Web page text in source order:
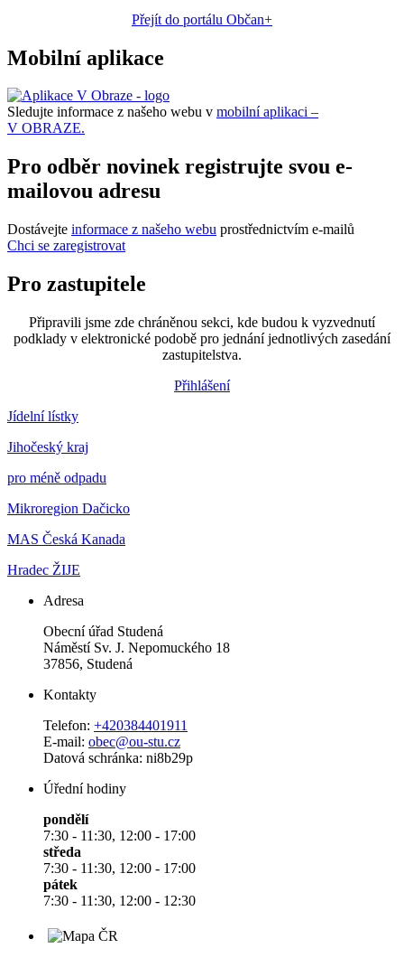
Přejít do portálu Občan+
Mobilní aplikace
Sledujte informace z našeho webu v mobilní aplikaci –
V OBRAZE.
Pro odběr novinek registrujte svou e-
mailovou adresu
Dostávejte informace z našeho webu prostřednictvím e-mailů
Chci se zaregistrovat
Pro zastupitele
Připravili jsme zde chráněnou sekci, kde budou k vyzvednutí
podklady v elektronické podobě pro jednání jednotlivých zasedání
zastupitelstva.
Přihlášení
Jídelní lístky
Jihočeský kraj
pro méně odpadu
Mikroregion Dačicko
MAS Česká Kanada
Hradec ŽIJE
Adresa
Obecní úřad Studená
Náměstí Sv. J. Nepomuckého 18
37856, Studená
Kontakty
Telefon: +420384401911
E-mail: obec@ou-stu.cz
Datová schránka: ni8b29p
Úřední hodiny
pondělí
7:30 - 11:30, 12:00 - 17:00
středa
7:30 - 11:30, 12:00 - 17:00
pátek
7:30 - 11:30, 12:00 - 12:30